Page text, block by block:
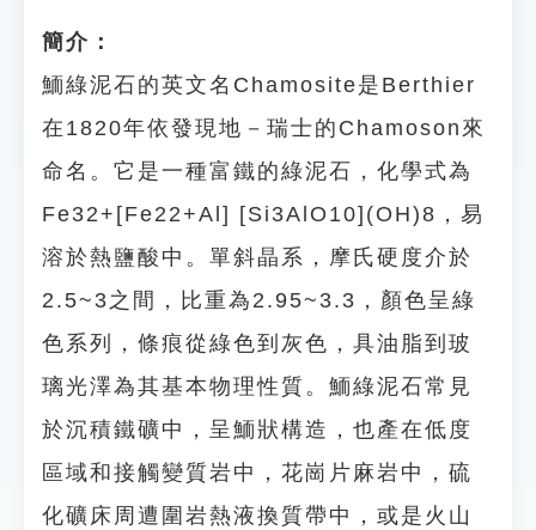
遊戲專區
貓頭鷹博士
簡介：
鮞綠泥石的英文名Chamosite是Berthier
在1820年依發現地－瑞士的Chamoson來
命名。它是一種富鐵的綠泥石，化學式為
Fe32+[Fe22+Al] [Si3AlO10](OH)8，易
溶於熱鹽酸中。單斜晶系，摩氏硬度介於
2.5~3之間，比重為2.95~3.3，顏色呈綠
色系列，條痕從綠色到灰色，具油脂到玻
璃光澤為其基本物理性質。鮞綠泥石常見
於沉積鐵礦中，呈鮞狀構造，也產在低度
區域和接觸變質岩中，花崗片麻岩中，硫
化礦床周遭圍岩熱液換質帶中，或是火山